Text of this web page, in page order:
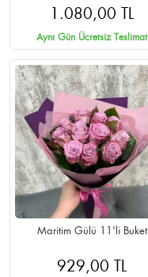
1.080,00 TL
Aynı Gün Ücretsiz Teslimat
Maritim Gülü 11'li Buket
929,00 TL